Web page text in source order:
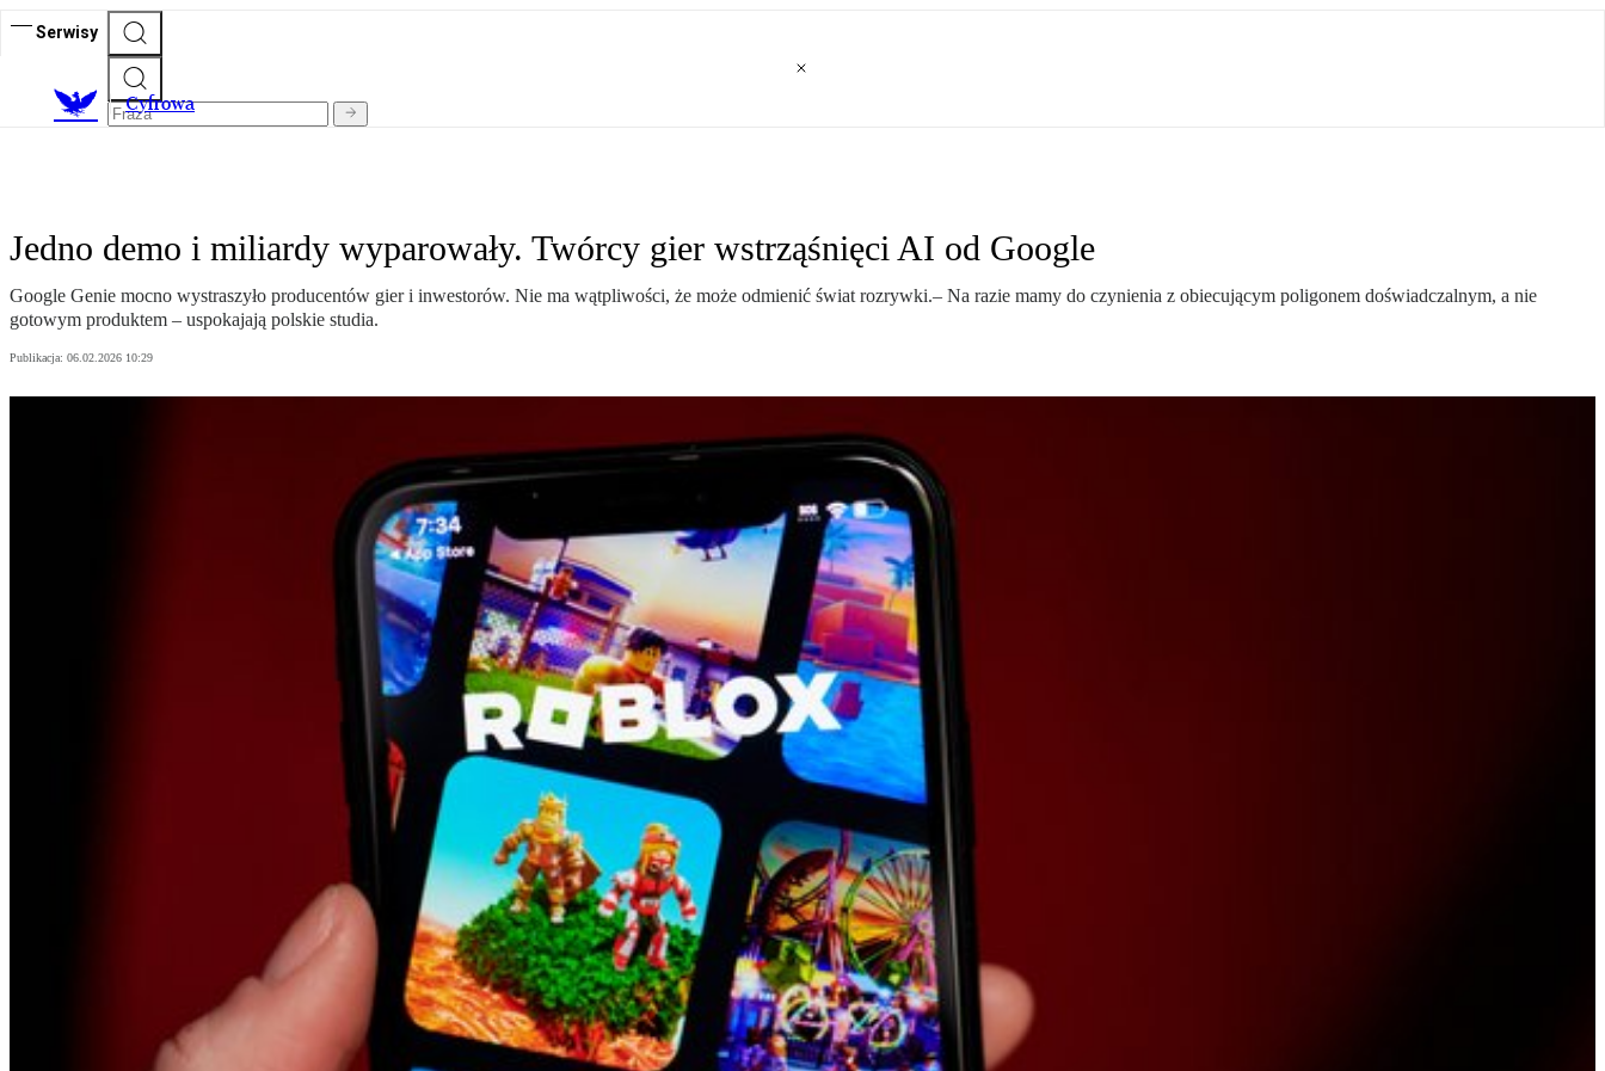
Serwisy
Cyfrowa
Jedno demo i miliardy wyparowały. Twórcy gier wstrząśnięci AI od Google
Google Genie mocno wystraszyło producentów gier i inwestorów. Nie ma wątpliwości, że może odmienić świat rozrywki.– Na razie mamy do czynienia z obiecującym poligonem doświadczalnym, a nie
gotowym produktem – uspokajają polskie studia.
Publikacja: 06.02.2026 10:29